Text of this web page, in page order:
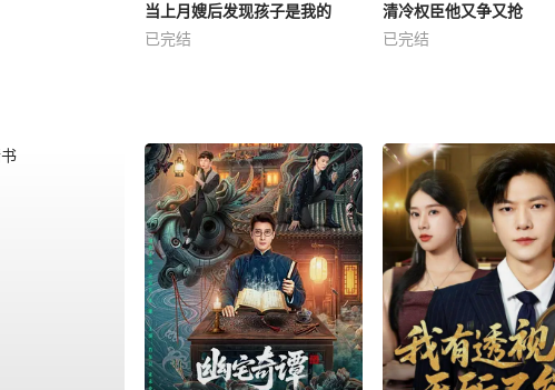
当上月嫂后发现孩子是我的
已完结
清冷权臣他又争又抢
已完结